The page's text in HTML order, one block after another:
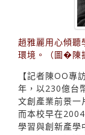
趙雅麗用心傾聽
環境。（圖�陳
【記者陳OO專
年，以230億台
文創產業前景一
而本校早在
學習與創新產學